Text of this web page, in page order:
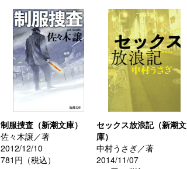
制服捜査（新潮文庫）
佐々木譲／著
2012/12/10
781円（税込）
セックス放浪記（新潮文
庫）
中村うさぎ／著
2014/11/07